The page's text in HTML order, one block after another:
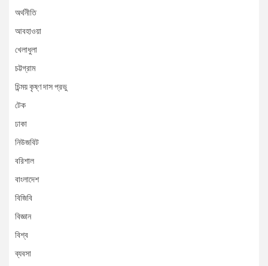
অর্থনীতি
আবহাওয়া
খেলাধুলা
চট্টগ্রাম
চিন্ময় কৃষ্ণ দাস প্রভু
টেক
ঢাকা
নিউজবিট
বরিশাল
বাংলাদেশ
বিজিবি
বিজ্ঞান
বিশ্ব
ব্যবসা